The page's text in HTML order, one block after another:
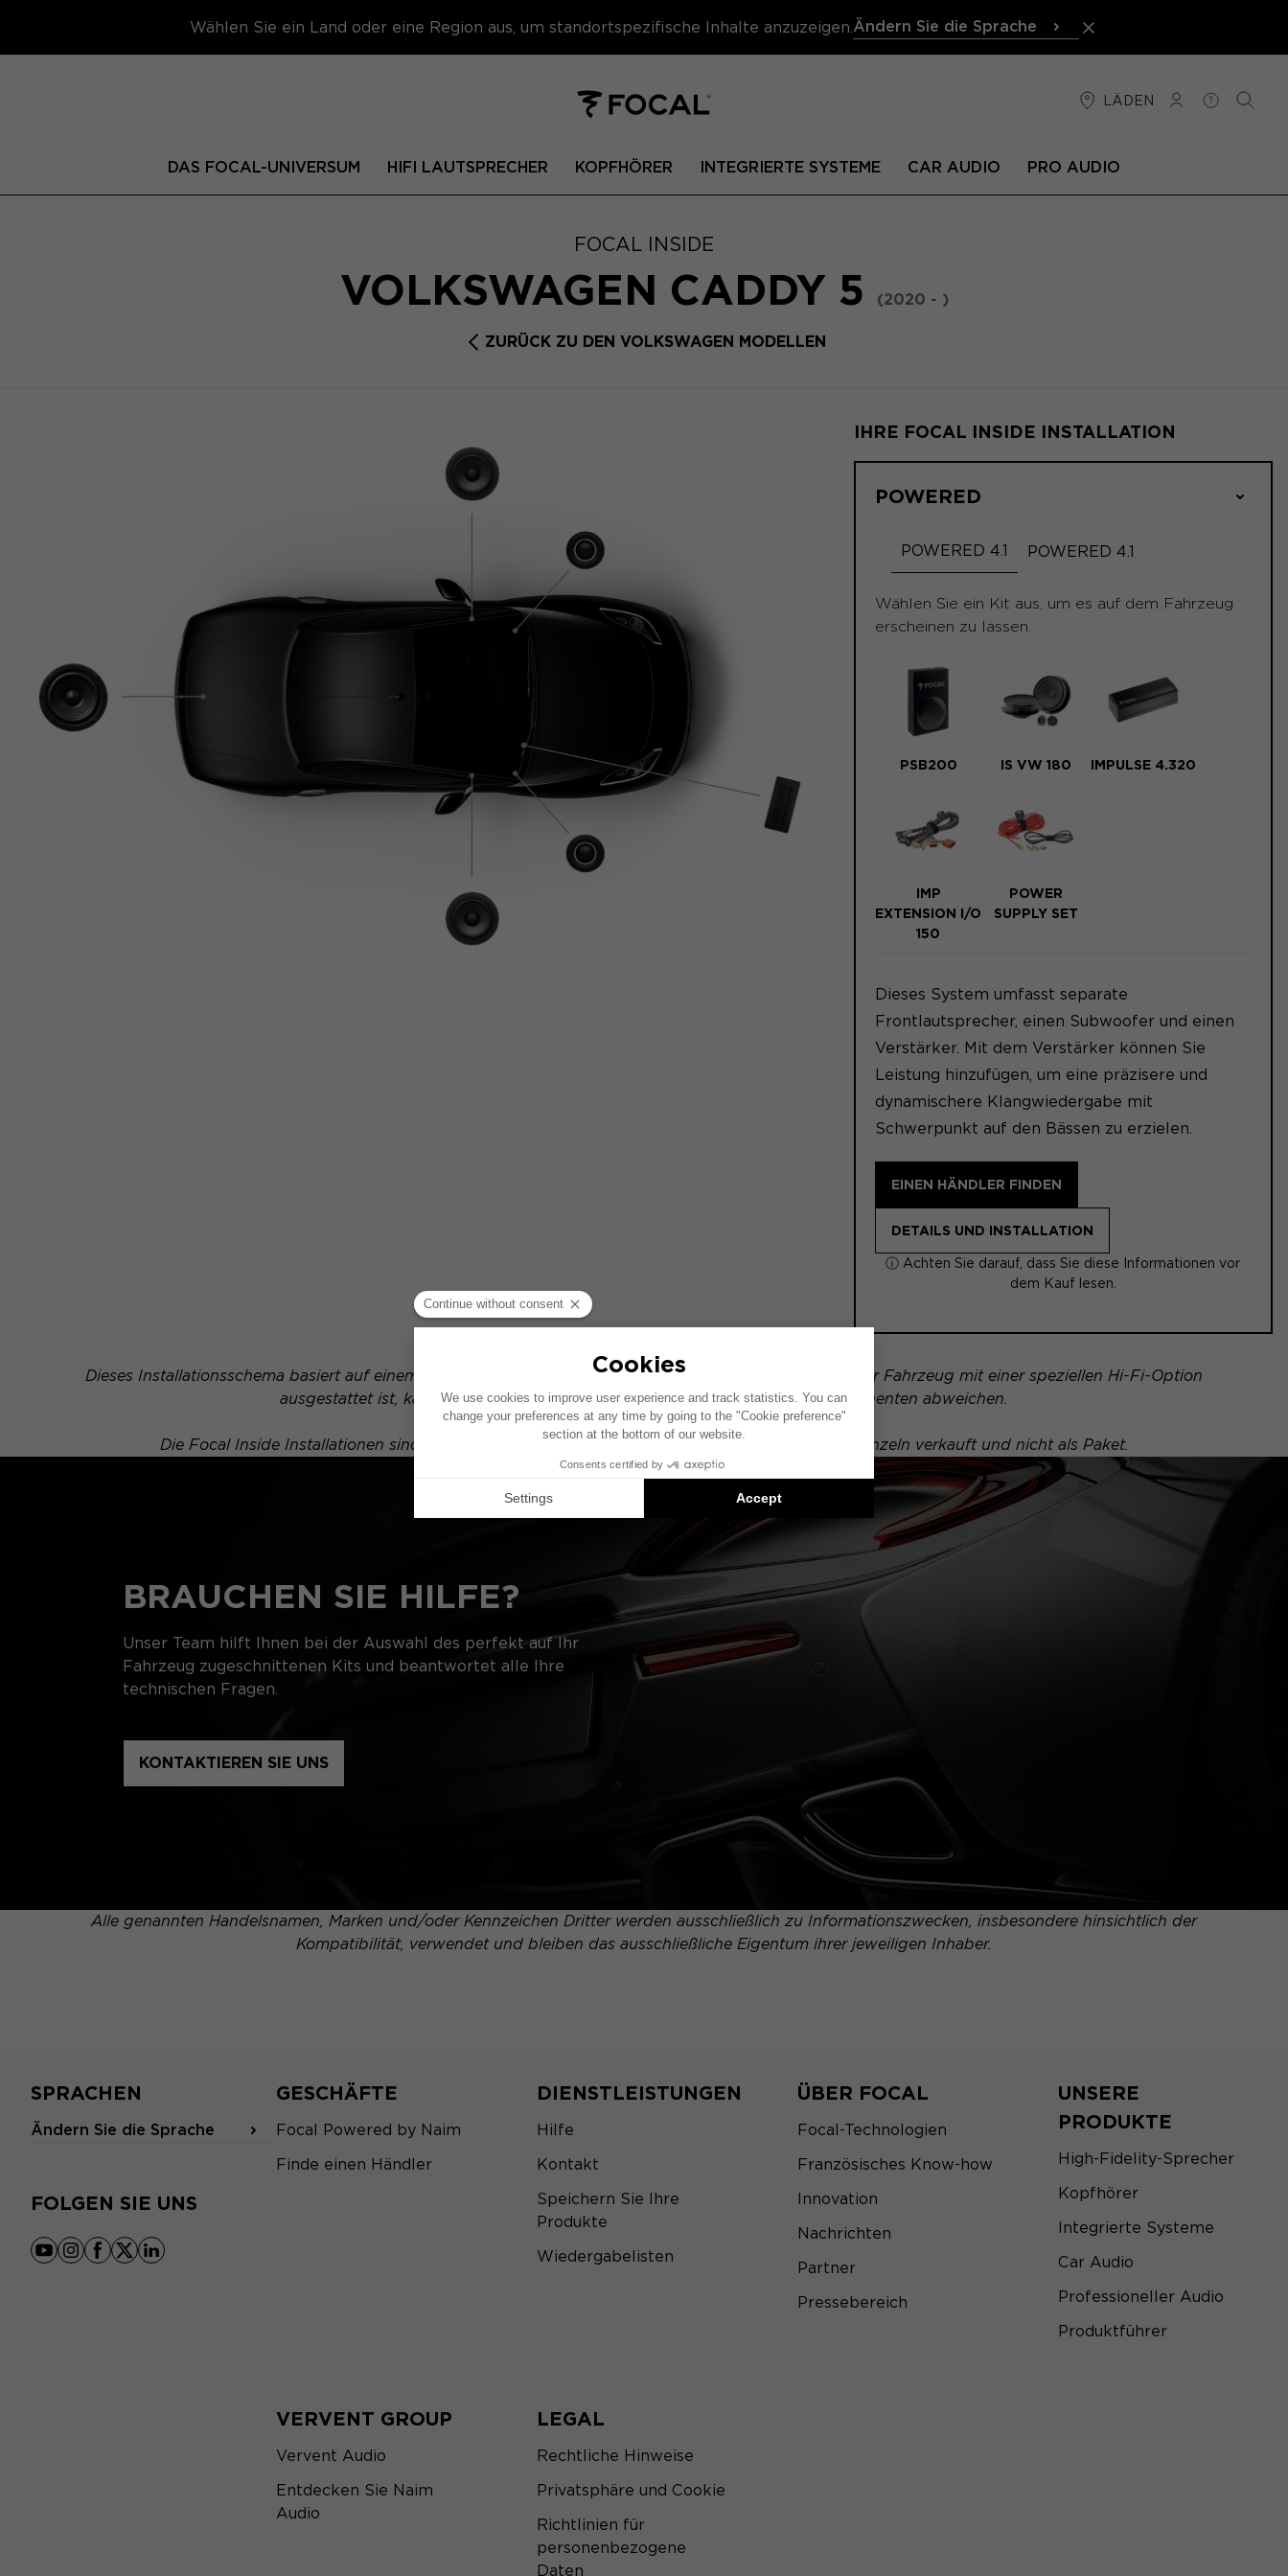
Wählen Sie ein Land oder eine Region aus, um standortspezifische Inhalte anzuzeigen. Ändern Sie die Sprache
LÄDEN
VERBINDUNG
HILFE
DAS FOCAL-UNIVERSUM HIFI LAUTSPRECHER KOPFHÖRER INTEGRIERTE SYSTEME CAR AUDIO PRO AUDIO
FOCAL INSIDE
VOLKSWAGEN CADDY 5 (2020 - )
ZURÜCK ZU DEN VOLKSWAGEN MODELLEN
IHRE FOCAL INSIDE INSTALLATION
POWERED
POWERED 4.1 POWERED 4.1
Wählen Sie ein Kit aus, um es auf dem Fahrzeug
erscheinen zu lassen.
PSB200 IS VW 180 IMPULSE 4.320
IMP
EXTENSION I/O
150
POWER
SUPPLY SET
Dieses System umfasst separate
Frontlautsprecher, einen Subwoofer und einen
Verstärker. Mit dem Verstärker können Sie
Leistung hinzufügen, um eine präzisere und
dynamischere Klangwiedergabe mit
Schwerpunkt auf den Bässen zu erzielen.
EINEN HÄNDLER FINDEN
DETAILS UND INSTALLATION
ⓘ Achten Sie darauf, dass Sie diese Informationen vor
dem Kauf lesen.
Dieses Installationsschema basiert auf einem Fahrzeug mit werkseitig installiertem Audiosystem. Wenn Ihr Fahrzeug mit einer speziellen Hi-Fi-Option
ausgestattet ist, kann die Platzierung der in diesem Schema gezeigten Komponenten abweichen.
Die Focal Inside Installationen sind Vorschläge für kompatible Produkte: Jedes Element wird einzeln verkauft und nicht als Paket.
BRAUCHEN SIE HILFE?
Unser Team hilft Ihnen bei der Auswahl des perfekt auf Ihr
Fahrzeug zugeschnittenen Kits und beantwortet alle Ihre
technischen Fragen.
KONTAKTIEREN SIE UNS
Alle genannten Handelsnamen, Marken und/oder Kennzeichen Dritter werden ausschließlich zu Informationszwecken, insbesondere hinsichtlich der
Kompatibilität, verwendet und bleiben das ausschließliche Eigentum ihrer jeweiligen Inhaber.
SPRACHEN
Ändern Sie die Sprache
FOLGEN SIE UNS
youtube
instagram
facebook
x linkedin
GESCHÄFTE
Focal Powered by Naim
Finde einen Händler
DIENSTLEISTUNGEN
Hilfe
Kontakt
Speichern Sie Ihre
Produkte
Wiedergabelisten
ÜBER FOCAL
Focal-Technologien
Französisches Know-how
Innovation
Nachrichten
Partner
Pressebereich
UNSERE
PRODUKTE
High-Fidelity-Sprecher
Kopfhörer
Integrierte Systeme
Car Audio
Professioneller Audio
Produktführer
VERVENT GROUP
Vervent Audio
Entdecken Sie Naim
Audio
LEGAL
Rechtliche Hinweise
Privatsphäre und Cookie
Richtlinien für
personenbezogene
Daten